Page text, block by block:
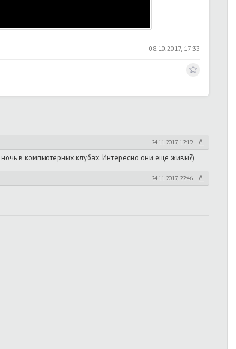
08.10.2017, 17:33
24.11.2017, 12:19 #
в компьютерных клубах. Интересно они еще живы?)
24.11.2017, 22:46 #